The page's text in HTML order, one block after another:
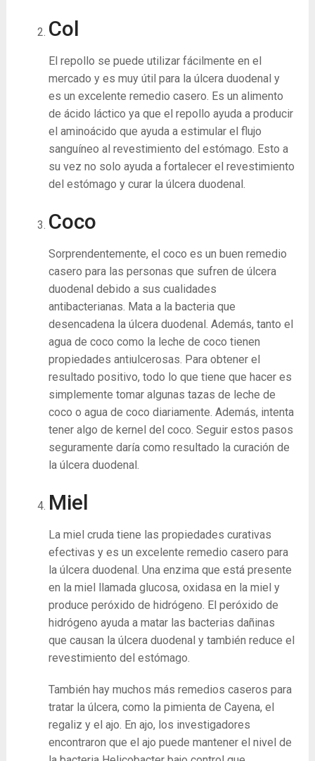
Col
El repollo se puede utilizar fácilmente en el
mercado y es muy útil para la úlcera duodenal y
es un excelente remedio casero. Es un alimento
de ácido láctico ya que el repollo ayuda a producir
el aminoácido que ayuda a estimular el flujo
sanguíneo al revestimiento del estómago. Esto a
su vez no solo ayuda a fortalecer el revestimiento
del estómago y curar la úlcera duodenal.
Coco
Sorprendentemente, el coco es un buen remedio
casero para las personas que sufren de úlcera
duodenal debido a sus cualidades
antibacterianas. Mata a la bacteria que
desencadena la úlcera duodenal. Además, tanto el
agua de coco como la leche de coco tienen
propiedades antiulcerosas. Para obtener el
resultado positivo, todo lo que tiene que hacer es
simplemente tomar algunas tazas de leche de
coco o agua de coco diariamente. Además, intenta
tener algo de kernel del coco. Seguir estos pasos
seguramente daría como resultado la curación de
la úlcera duodenal.
Miel
La miel cruda tiene las propiedades curativas
efectivas y es un excelente remedio casero para
la úlcera duodenal. Una enzima que está presente
en la miel llamada glucosa, oxidasa en la miel y
produce peróxido de hidrógeno. El peróxido de
hidrógeno ayuda a matar las bacterias dañinas
que causan la úlcera duodenal y también reduce el
revestimiento del estómago.
También hay muchos más remedios caseros para
tratar la úlcera, como la pimienta de Cayena, el
regaliz y el ajo. En ajo, los investigadores
encontraron que el ajo puede mantener el nivel de